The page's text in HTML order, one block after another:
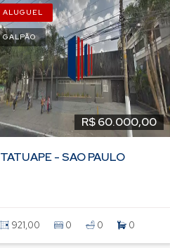
ALUGUEL
GALPÃO
R$ 60.000,00
TATUAPE - SAO PAULO
921,00 0 0 0